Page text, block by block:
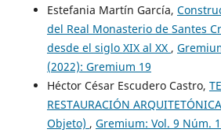
Estefania Martín García,
del Real Monasterio de Santes
desde el siglo XIX al XX ,
(2022): Gremium 19
Héctor César Escudero Castro,
RESTAURACIÓN
Objeto) , Gremium: Vol. 9 Núm.